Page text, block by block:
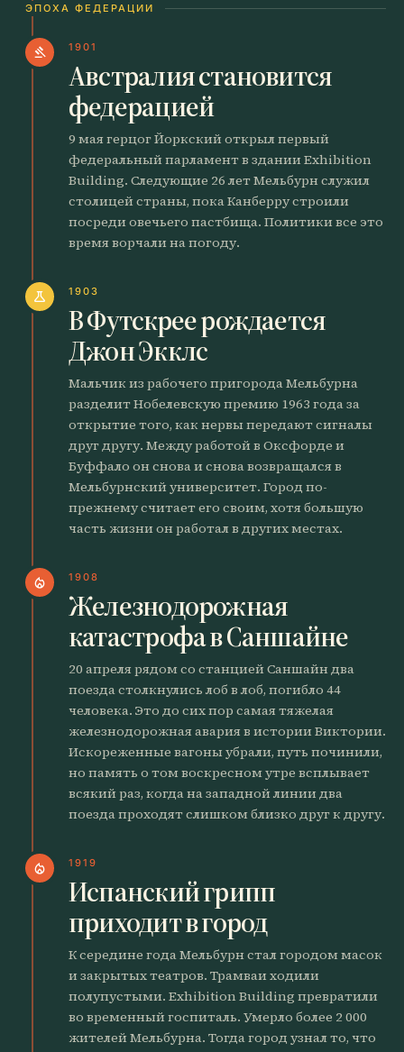
ЭПОХА ФЕДЕРАЦИИ
gavel 1901
Австралия становится
федерацией
9 мая герцог Йоркский открыл первый
федеральный парламент в здании Exhibition
Building. Следующие 26 лет Мельбурн служил
столицей страны, пока Канберру строили
посреди овечьего пастбища. Политики все это
время ворчали на погоду.
science 1903
В Футскрее рождается
Джон Экклс
Мальчик из рабочего пригорода Мельбурна
разделит Нобелевскую премию 1963 года за
открытие того, как нервы передают сигналы
друг другу. Между работой в Оксфорде и
Буффало он снова и снова возвращался в
Мельбурнский университет. Город по-
прежнему считает его своим, хотя большую
часть жизни он работал в других местах.
local_fire_department 1908
Железнодорожная
катастрофа в Саншайне
20 апреля рядом со станцией Саншайн два
поезда столкнулись лоб в лоб, погибло 44
человека. Это до сих пор самая тяжелая
железнодорожная авария в истории Виктории.
Искореженные вагоны убрали, путь починили,
но память о том воскресном утре всплывает
всякий раз, когда на западной линии два
поезда проходят слишком близко друг к другу.
local_fire_department 1919
Испанский грипп
приходит в город
К середине года Мельбурн стал городом масок
и закрытых театров. Трамваи ходили
полупустыми. Exhibition Building превратили
во временный госпиталь. Умерло более 2 000
жителей Мельбурна. Тогда город узнал то, что